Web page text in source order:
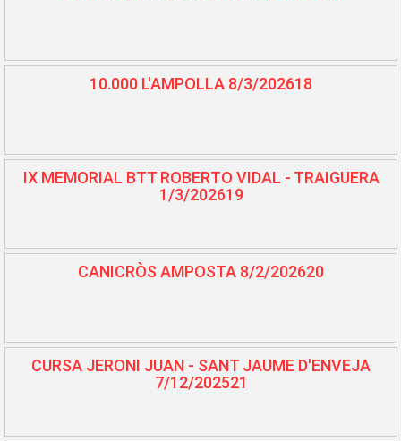
10.000 L'AMPOLLA 8/3/202618
IX MEMORIAL BTT ROBERTO VIDAL - TRAIGUERA
1/3/202619
CANICRÒS AMPOSTA 8/2/202620
CURSA JERONI JUAN - SANT JAUME D'ENVEJA
7/12/202521